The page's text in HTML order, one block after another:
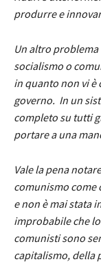
produrre e
Un altro
socialismo o
in quanto non vi
governo. In un
completo su tutti
portare a una
Vale la pena
comunismo
e non è mai stata
improbabile che
comunisti sono
capitalismo, della